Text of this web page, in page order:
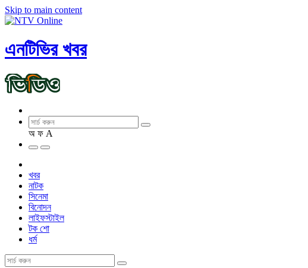
Skip to main content
এনটিভির খবর
অ ফ A
খবর
নাটক
সিনেমা
বিনোদন
লাইফস্টাইল
টক শো
ধর্ম